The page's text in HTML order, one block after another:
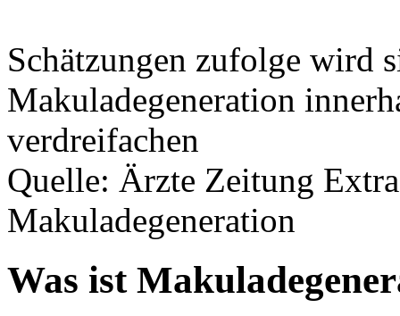
Schätzungen zufolge wird
Makuladegeneration
verdreifachen
Quelle: Ärzte Zeitung
Makuladegeneration
Was ist